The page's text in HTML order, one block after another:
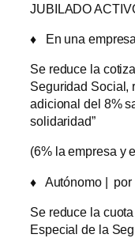
JUBILADO
♦En una
Se reduce la
Seguridad Social,
adicional del 8%
solidaridad”
(6% la empresa y
♦Autónomo | por
Se reduce la
Especial de la